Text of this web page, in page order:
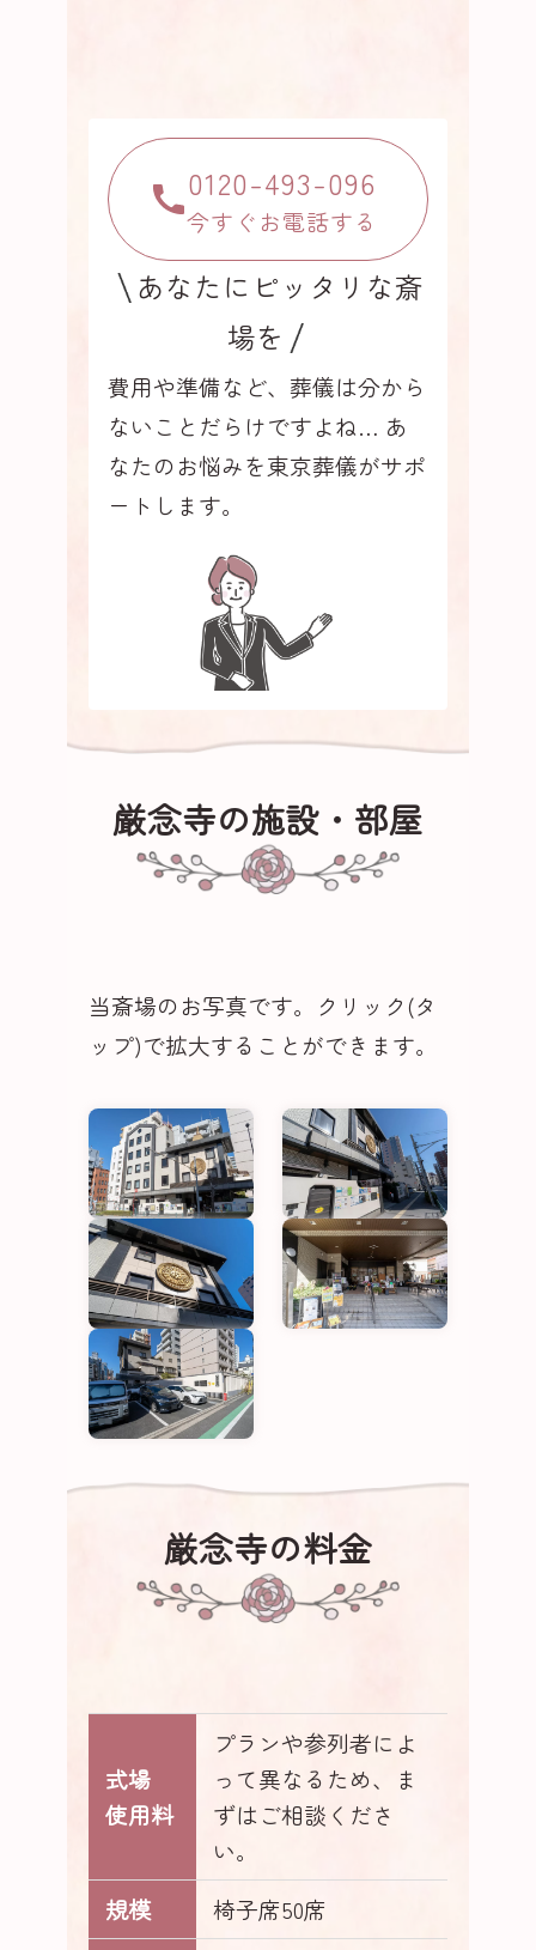
あなたにピッタリな斎
場を
費用や準備など、葬儀は分から
ないことだらけですよね… あ
なたのお悩みを東京葬儀がサポ
ートします。
0120-493-096
今すぐお電話する
厳念寺の施設・部屋
当斎場のお写真です。クリック(タ
ップ)で拡大することができます。
厳念寺の料金
式場
使用料
プランや参列者によ
って異なるため、ま
ずはご相談くださ
い。
規模
椅子席50席